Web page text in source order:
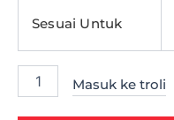
Sesuai Untuk
Masuk ke troli